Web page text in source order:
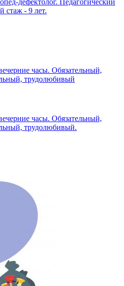
стаж - 9 лет.
часы. Обязательный,
трудолюбивый
часы. Обязательный,
трудолюбивый.